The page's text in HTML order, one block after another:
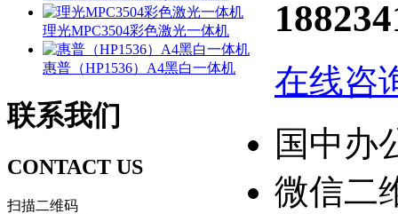
理光MPC3504彩色激光一体机
惠普（HP1536）A4黑白一体机
联系我们
CONTACT US
扫描二维码
在线咨
国中办
微信二